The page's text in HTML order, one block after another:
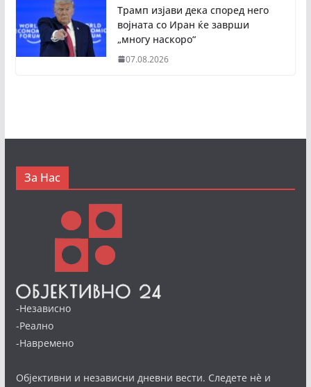
Трамп изјави дека според него
војната со Иран ќе заврши
„многу наскоро“
07.08.2026
За Нас
-Независно
-Реално
-Навремено
Објективни и независни дневни вести. Следете нè и